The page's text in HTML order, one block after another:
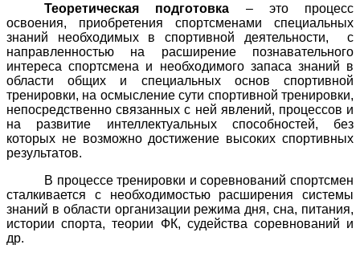
Теоретическая подготовка – это процесс
освоения, приобретения спортсменами специальных
знаний необходимых в спортивной деятельности,
с
направленностью на расширение познавательного
интереса спортсмена и необходимого запаса знаний в
области общих и специальных основ спортивной
тренировки, на осмысление сути спортивной тренировки,
непосредственно связанных с ней явлений, процессов и
на развитие интеллектуальных способностей, без
которых не возможно достижение высоких спортивных
результатов.
В процессе тренировки и соревнований спортсмен
сталкивается с необходимостью расширения системы
знаний в области организации режима дня, сна, питания,
истории спорта, теории ФК, судейства соревнований и
др.